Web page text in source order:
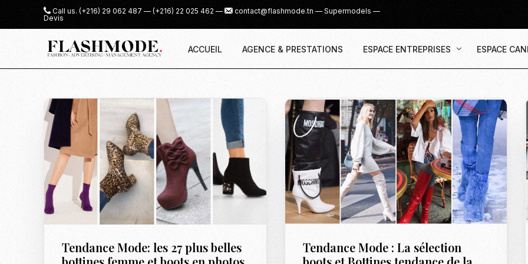
Call us. (+216) 29 062 487 — (+216) 22 025 462 — contact@flashmode.tn — Supermodels —
Devis
ACCUEIL AGENCE & PRESTATIONS ESPACE ENTREPRISES
Demande Devis
Agence & Prestations
Recruter des Créateurs UGC
ESPACE
Inscription
UGC
Casting
Cover Girl
Casting IG
Casting
Tendance Mode: les 27 plus belles
Tendance Mode : La sélection